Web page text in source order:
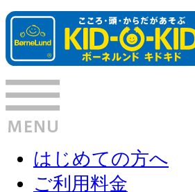
はじめての方へ
ご利用料金